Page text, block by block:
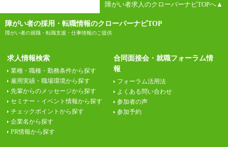
障がい者求人のクローバーナビTOPへ▲
障がい者の採用・転職情報のクローバーナビTOP
障がい者の就職・転職支援・仕事情報のご提供
求人情報検索
業種・職種・勤務条件から探す
雇用実績・職場環境から探す
先輩からのメッセージから探す
セミナー・イベント情報から探す
チェックポイントから探す
企業名から探す
PR情報から探す
合同面接会・就職フォーラム情
報
フォーラム活用法
よくある問い合わせ
参加者の声
参加予約